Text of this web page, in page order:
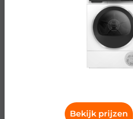
Droog grote ladingen was en fris
Bosch WQH246CLNL. Deze
SelfCleaning Condenser,
hebt en energie bespaart. De
automatisch schoon, zodat de
Bosch Iron Assist vermindert
280,- aan energiekosten over de
Bekijk prijzen